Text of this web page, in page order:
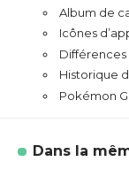
Album de
Icônes
Différences
Historique
Pokémon
Dans la